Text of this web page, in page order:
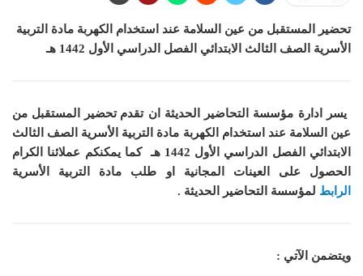
تحضير المستقبل من عين السلامة عند استخدام الكهربة مادة التربية
الأسرية الصف الثالث الابتدائي الفصل الدراسي الأول 1442 هـ
يسر ادارة مؤسسة التحاضير الحديثة ان تقدم تحضير المستقبل من
عين السلامة عند استخدام الكهربة مادة التربية الأسرية الصف الثالث
الابتدائي الفصل الدراسي الأول 1442 هـ
كما يمكنكم عملائنا الكرام
الحصول على العينات المجانية او طلب مادة التربية الأسرية
الرابط لمؤسسة التحاضير الحديثة .
ويتضمن الآتي :